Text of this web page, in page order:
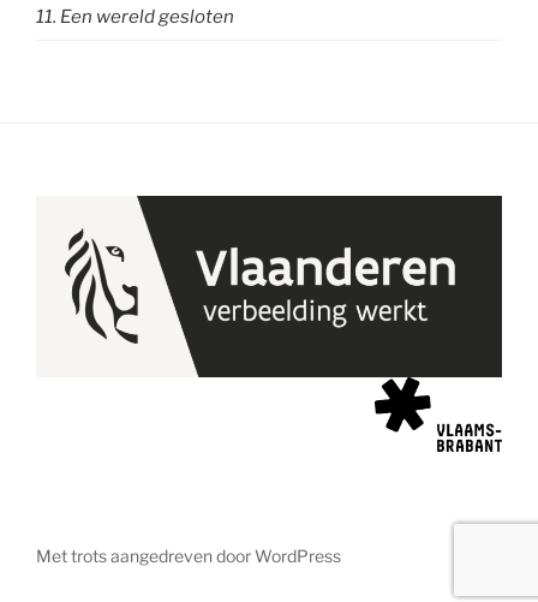
11. Een wereld gesloten
Met trots aangedreven door WordPress